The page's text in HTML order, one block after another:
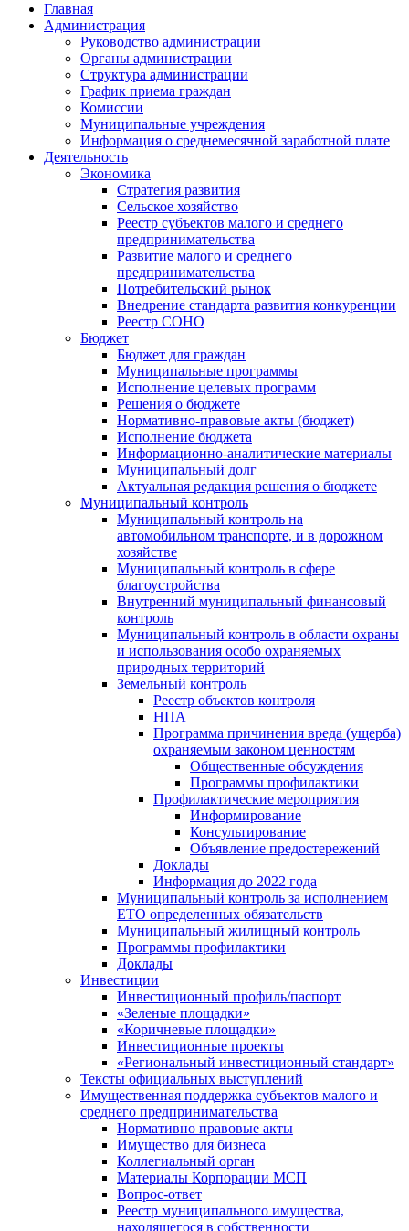
Главная
Администрация
Руководство администрации
Органы администрации
Структура администрации
График приема граждан
Комиссии
Муниципальные учреждения
Информация о среднемесячной заработной плате
Деятельность
Экономика
Стратегия развития
Сельское хозяйство
Реестр субъектов малого и среднего
предпринимательства
Развитие малого и среднего
предпринимательства
Потребительский рынок
Внедрение стандарта развития конкуренции
Реестр СОНО
Бюджет
Бюджет для граждан
Муниципальные программы
Исполнение целевых программ
Решения о бюджете
Нормативно-правовые акты (бюджет)
Исполнение бюджета
Информационно-аналитические материалы
Муниципальный долг
Актуальная редакция решения о бюджете
Муниципальный контроль
Муниципальный контроль на
автомобильном транспорте, и в дорожном
хозяйстве
Муниципальный контроль в сфере
благоустройства
Внутренний муниципальный финансовый
контроль
Муниципальный контроль в области охраны
и использования особо охраняемых
природных территорий
Земельный контроль
Реестр объектов контроля
НПА
Программа причинения вреда (ущерба)
охраняемым законом ценностям
Общественные обсуждения
Программы профилактики
Профилактические мероприятия
Информирование
Консультирование
Объявление предостережений
Доклады
Информация до 2022 года
Муниципальный контроль за исполнением
ЕТО определенных обязательств
Муниципальный жилищный контроль
Программы профилактики
Доклады
Инвестиции
Инвестиционный профиль/паспорт
«Зеленые площадки»
«Коричневые площадки»
Инвестиционные проекты
«Региональный инвестиционный стандарт»
Тексты официальных выступлений
Имущественная поддержка субъектов малого и
среднего предпринимательства
Нормативно правовые акты
Имущество для бизнеса
Коллегиальный орган
Материалы Корпорации МСП
Вопрос-ответ
Реестр муниципального имущества,
находящегося в собственности